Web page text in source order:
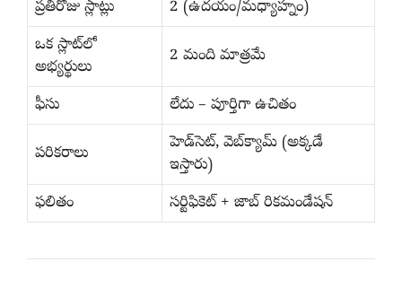
ప్రతిరోజు స్లాట్లు
2 (ఉదయం/మధ్యాహ్నం)
ఒక స్లాట్‌లో
అభ్యర్థులు
2 మంది మాత్రమే
ఫీసు లేదు – పూర్తిగా ఉచితం
పరికరాలు
హెడ్‌సెట్, వెబ్‌క్యామ్ (అక్కడే
ఇస్తారు)
ఫలితం
సర్టిఫికెట్ + జాబ్ రికమండేషన్